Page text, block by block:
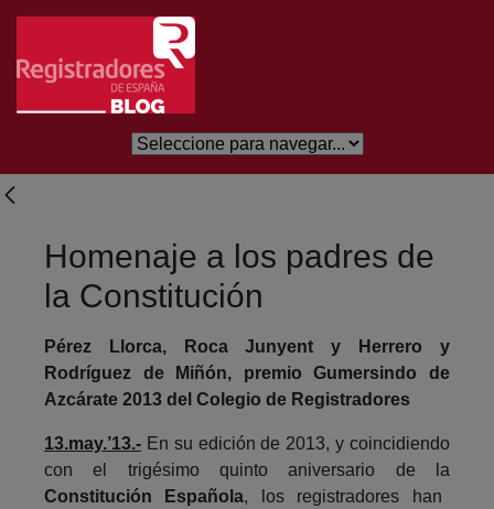
Skip to Main Content
Homenaje a los padres de
la Constitución
Pérez Llorca, Roca Junyent y Herrero y
Rodríguez de Miñón, premio Gumersindo de
Azcárate 2013 del Colegio de Registradores
13.may.’13.- En su edición de 2013, y coincidiendo
con el trigésimo quinto aniversario de la
Constitución Española, los registradores han